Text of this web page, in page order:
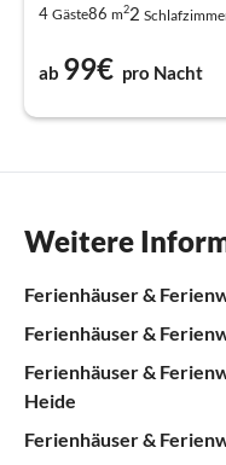
4 Gäste86 m22
ab 99€ pro Nacht
Weitere
Ferienhäuser &
Ferienhäuser &
Ferienhäuser &
Heide
Ferienhäuser &